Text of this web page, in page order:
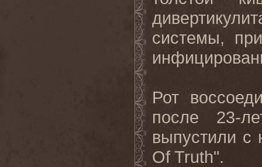
системы,
Рот
после 23-
выпустили с
Of Truth".